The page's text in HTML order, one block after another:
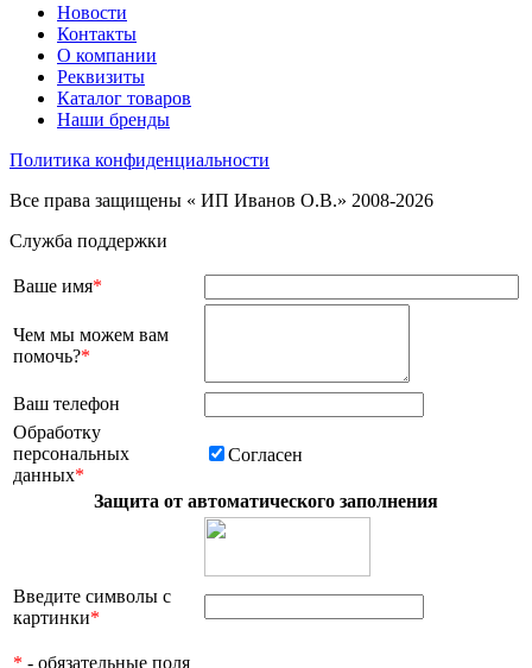
Новости
Контакты
О компании
Реквизиты
Каталог товаров
Наши бренды
Политика конфиденциальности
Все права защищены « ИП Иванов О.В.» 2008-2026
Служба поддержки
Ваше имя*
Чем мы можем вам
помочь?*
Ваш телефон
Обработку
персональных
данных*
Согласен
Защита от автоматического заполнения
Введите символы с
картинки*
* - обязательные поля